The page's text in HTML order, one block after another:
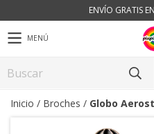
ENVÍO GRATIS
MENÚ
Inicio / Broches / Globo